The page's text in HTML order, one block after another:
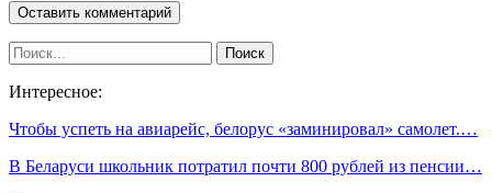
Интересное:
Чтобы успеть на авиарейс, белорус «заминировал» самолет.…
В Беларуси школьник потратил почти 800 рублей из пенсии…